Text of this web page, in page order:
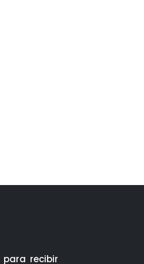
para recibir